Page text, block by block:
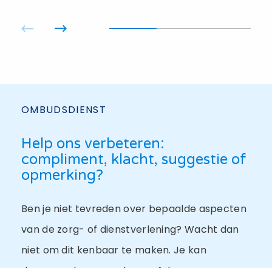
OMBUDSDIENST
Help ons verbeteren:
compliment, klacht, suggestie of
opmerking?
Ben je niet tevreden over bepaalde aspecten
van de zorg- of dienstverlening? Wacht dan
niet om dit kenbaar te maken. Je kan